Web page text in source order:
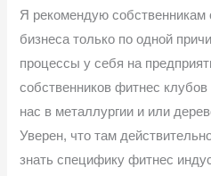
Я рекомендую собственникам
бизнеса только по одной
процессы у себя на
собственников фитнес
нас в металлургии и или
Уверен, что там
знать специфику фитнес